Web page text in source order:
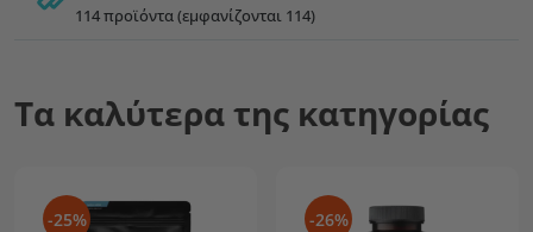
114 προϊόντα (εμφανίζονται 114)
Τα καλύτερα της κατηγορίας
-25% -26%